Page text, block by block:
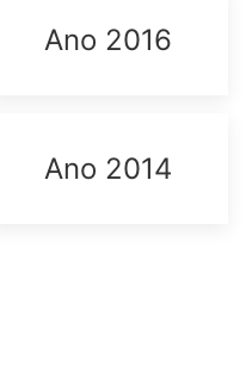
Ano 2016
Ano 2014